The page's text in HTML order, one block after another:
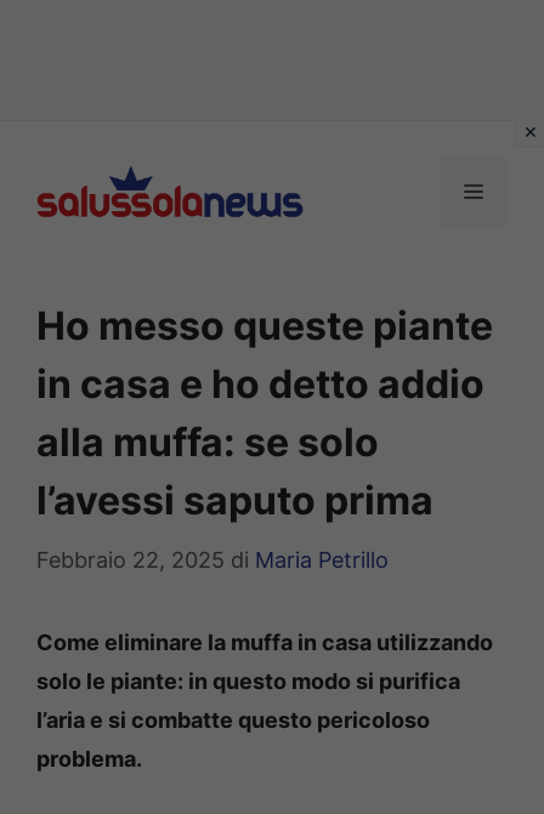
contenuto
MENU
Ho messo queste piante
in casa e ho detto addio
alla muffa: se solo
l’avessi saputo prima
Febbraio 22, 2025 di Maria Petrillo
Come eliminare la muffa in casa utilizzando
solo le piante: in questo modo si purifica
l’aria e si combatte questo pericoloso
problema.